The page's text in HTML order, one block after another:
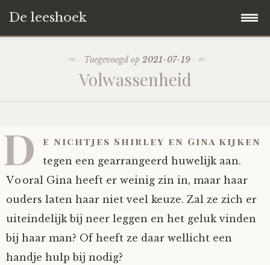
De leeshoek
Wie zijn we?
Nieuw op de site
Woordenboek
De hele kast
Alternatieve straffen
Instrumenten
HD-Archief
Hoe geef je?
Hoe krijg je?
Alle verhalen
Verhalen van De Leeshoek
Polls
Averechts
Toegevoegd op 2021-07-19
Volwassenheid
D e nichtjes Shirley en Gina kijken
tegen een gearrangeerd huwelijk aan.
Vooral Gina heeft er weinig zin in, maar haar
ouders laten haar niet veel keuze. Zal ze zich er
uiteindelijk bij neer leggen en het geluk vinden
bij haar man? Of heeft ze daar wellicht een
handje hulp bij nodig?